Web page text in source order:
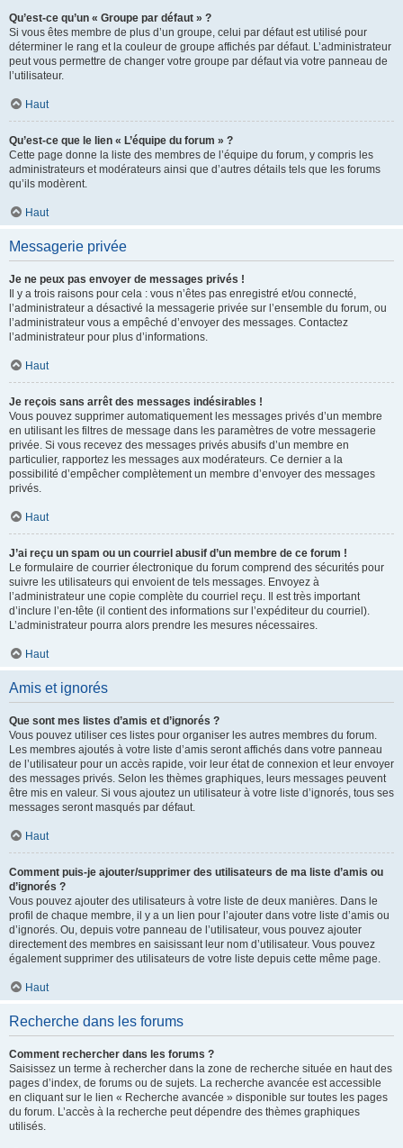
Qu’est-ce qu’un « Groupe par défaut » ?
Si vous êtes membre de plus d’un groupe, celui par défaut est utilisé pour
déterminer le rang et la couleur de groupe affichés par défaut. L’administrateur
peut vous permettre de changer votre groupe par défaut via votre panneau de
l’utilisateur.
Haut
Qu’est-ce que le lien « L’équipe du forum » ?
Cette page donne la liste des membres de l’équipe du forum, y compris les
administrateurs et modérateurs ainsi que d’autres détails tels que les forums
qu’ils modèrent.
Haut
Messagerie privée
Je ne peux pas envoyer de messages privés !
Il y a trois raisons pour cela : vous n’êtes pas enregistré et/ou connecté,
l’administrateur a désactivé la messagerie privée sur l’ensemble du forum, ou
l’administrateur vous a empêché d’envoyer des messages. Contactez
l’administrateur pour plus d’informations.
Haut
Je reçois sans arrêt des messages indésirables !
Vous pouvez supprimer automatiquement les messages privés d’un membre
en utilisant les filtres de message dans les paramètres de votre messagerie
privée. Si vous recevez des messages privés abusifs d’un membre en
particulier, rapportez les messages aux modérateurs. Ce dernier a la
possibilité d’empêcher complètement un membre d’envoyer des messages
privés.
Haut
J’ai reçu un spam ou un courriel abusif d’un membre de ce forum !
Le formulaire de courrier électronique du forum comprend des sécurités pour
suivre les utilisateurs qui envoient de tels messages. Envoyez à
l’administrateur une copie complète du courriel reçu. Il est très important
d’inclure l’en-tête (il contient des informations sur l’expéditeur du courriel).
L’administrateur pourra alors prendre les mesures nécessaires.
Haut
Amis et ignorés
Que sont mes listes d’amis et d’ignorés ?
Vous pouvez utiliser ces listes pour organiser les autres membres du forum.
Les membres ajoutés à votre liste d’amis seront affichés dans votre panneau
de l’utilisateur pour un accès rapide, voir leur état de connexion et leur envoyer
des messages privés. Selon les thèmes graphiques, leurs messages peuvent
être mis en valeur. Si vous ajoutez un utilisateur à votre liste d’ignorés, tous ses
messages seront masqués par défaut.
Haut
Comment puis-je ajouter/supprimer des utilisateurs de ma liste d’amis ou
d’ignorés ?
Vous pouvez ajouter des utilisateurs à votre liste de deux manières. Dans le
profil de chaque membre, il y a un lien pour l’ajouter dans votre liste d’amis ou
d’ignorés. Ou, depuis votre panneau de l’utilisateur, vous pouvez ajouter
directement des membres en saisissant leur nom d’utilisateur. Vous pouvez
également supprimer des utilisateurs de votre liste depuis cette même page.
Haut
Recherche dans les forums
Comment rechercher dans les forums ?
Saisissez un terme à rechercher dans la zone de recherche située en haut des
pages d’index, de forums ou de sujets. La recherche avancée est accessible
en cliquant sur le lien « Recherche avancée » disponible sur toutes les pages
du forum. L’accès à la recherche peut dépendre des thèmes graphiques
utilisés.